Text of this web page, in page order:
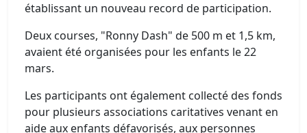
établissant un nouveau record de participation.
Deux courses, "Ronny Dash" de 500 m et 1,5 km,
avaient été organisées pour les enfants le 22
mars.
Les participants ont également collecté des fonds
pour plusieurs associations caritatives venant en
aide aux enfants défavorisés, aux personnes